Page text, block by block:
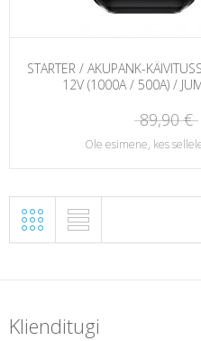
STARTER / AKUPANK-
12V (1000A / 500A) /
89,90 €
Ole esimene, kes
Klienditugi